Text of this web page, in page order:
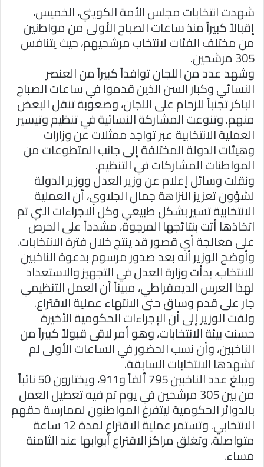
شهدت انتخابات مجلس الأمة الكويتي، الخميس،
إقبالاً كبيراً منذ ساعات الصباح الأولى من مواطنين
من مختلف الفئات لانتخاب مرشحيهم، حيث يتنافس
305 مرشحين.
وشهد عدد من اللجان توافداً كبيراً من العنصر
النسائي وكبار السن الذين قدموا في ساعات الصباح
الباكر تجنباً للزحام على اللجان، وصعوبة تنقل البعض
منهم. وتنوعت المشاركة النسائية في تنظيم وتيسير
العملية الانتخابية عبر تواجد ممثلات عن وزارات
وهيئات الدولة المختلفة إلى جانب المتطوعات من
المواطنات المشاركات في التنظيم.
ونقلت وسائل إعلام عن وزير العدل ووزير الدولة
لشؤون تعزيز النزاهة جمال الجلاوي، أن العملية
الانتخابية تسير بشكل طبيعي وكل الاجراءات التي تم
اتخاذها أتت بنتائجها المرجوة، مشدداً على الحرص
على معالجة أي قصور قد ينتج خلال فترة الانتخابات.
وأوضح الوزير أنه بعد صدور مرسوم بدعوة الناخبين
للانتخاب، بدأت وزارة العدل في التجهيز والاستعداد
لهذا العرس الديمقراطي، مبيناً أن العمل التنظيمي
جار على قدم وساق حتى الانتهاء عملية الاقتراع.
ولفت الوزير إلى أن الإجراءات الحكومية الأخيرة
حسنت بيئة الانتخابات، وهو أمر لاقى قبولاً كبيراً من
الناخبين، وأن نسب الحضور في الساعات الأولى لم
تشهدها الانتخابات السابقة.
ويبلغ عدد الناخبين 795 ألفاً و911، ويختارون 50 نائباً
من بين 305 مرشحين في يوم تم فيه تعطيل العمل
بالدوائر الحكومية ليتفرغ المواطنون لممارسة حقهم
الانتخابي. وتستمر عملية الاقتراع لمدة 12 ساعة
متواصلة، وتغلق مراكز الاقتراع أبوابها عند الثامنة
مساء.